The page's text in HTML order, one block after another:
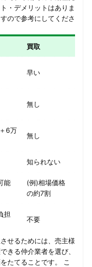
・デメリットはありま
ので参考にしてくださ
買取
早い
無し
6万
無し
知られない
能
(例)相場価格
の約7割
担
不要
せるためには、売主様
きる仲介業者を選び、
たてることです。 こ